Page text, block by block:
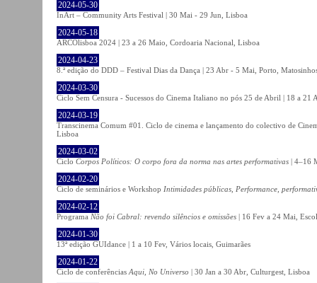
2024-05-30
InArt – Community Arts Festival | 30 Mai - 29 Jun, Lisboa
2024-05-18
ARCOlisboa 2024 | 23 a 26 Maio, Cordoaria Nacional, Lisboa
2024-04-23
8.ª edição do DDD – Festival Dias da Dança | 23 Abr - 5 Mai, Porto,
2024-03-30
Ciclo Sem Censura - Sucessos do Cinema Italiano no pós 25 de Abril | 18 a
2024-03-19
Transcinema Comum #01. Ciclo de cinema e lançamento do colectivo de
Lisboa
2024-03-02
Ciclo Corpos Políticos: O corpo fora da norma nas artes performativas | 4–16
2024-02-20
Ciclo de seminários e Workshop Intimidades públicas, Performance,
2024-02-12
Programa Não foi Cabral: revendo silêncios e omissões | 16 Fev a 24 Mai,
2024-01-30
13ª edição GUIdance | 1 a 10 Fev, Vários locais, Guimarães
2024-01-22
Ciclo de conferências Aqui, No Universo | 30 Jan a 30 Abr, Culturgest, Lisboa